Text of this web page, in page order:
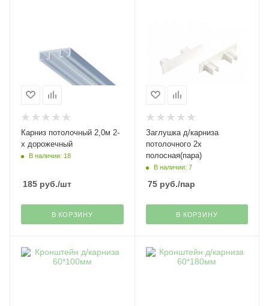
Карниз потолочный 2,0м 2-
х дорожечный
В наличии: 18
185 руб./шт
В КОРЗИНУ
Заглушка д/карниза
потолочного 2х
полосная(пара)
В наличии: 7
75руб./пар
В КОРЗИНУ